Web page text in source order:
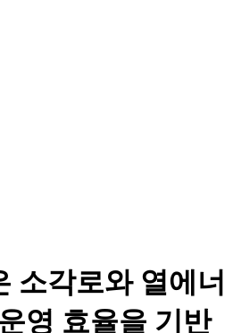
소각로와 열에너
영 효율을 기반